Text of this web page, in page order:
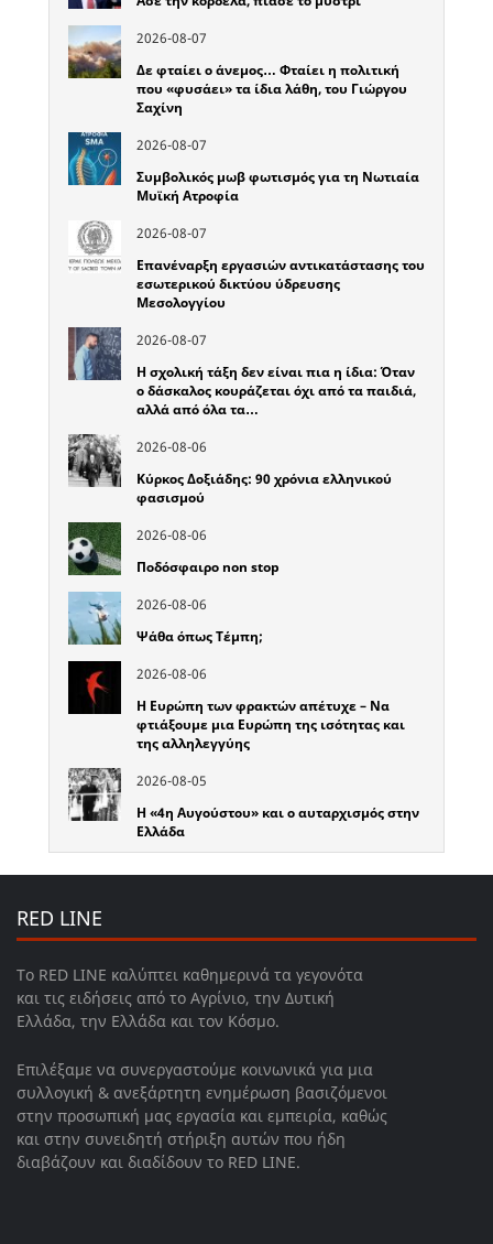
2026-08-07
Δε φταίει ο άνεμος… Φταίει η πολιτική
που «φυσάει» τα ίδια λάθη, του Γιώργου
Σαχίνη
2026-08-07
Συμβολικός μωβ φωτισμός για τη Νωτιαία
Μυϊκή Ατροφία
2026-08-07
Επανέναρξη εργασιών αντικατάστασης του
εσωτερικού δικτύου ύδρευσης
Μεσολογγίου
2026-08-07
Η σχολική τάξη δεν είναι πια η ίδια: Όταν
ο δάσκαλος κουράζεται όχι από τα παιδιά,
αλλά από όλα τα…
2026-08-06
Κύρκος Δοξιάδης: 90 χρόνια ελληνικού
φασισμού
2026-08-06
Ποδόσφαιρο non stop
2026-08-06
Ψάθα όπως Τέμπη;
2026-08-06
Η Ευρώπη των φρακτών απέτυχε – Να
φτιάξουμε μια Ευρώπη της ισότητας και
της αλληλεγγύης
2026-08-05
Η «4η Αυγούστου» και ο αυταρχισμός στην
Ελλάδα
RED LINE
Το RED LINE καλύπτει καθημερινά τα γεγονότα
και τις ειδήσεις από το Αγρίνιο, την Δυτική
Ελλάδα, την Ελλάδα και τον Κόσμο.
Επιλέξαμε να συνεργαστούμε κοινωνικά για μια
συλλογική & ανεξάρτητη ενημέρωση βασιζόμενοι
στην προσωπική μας εργασία και εμπειρία, καθώς
και στην συνειδητή στήριξη αυτών που ήδη
διαβάζουν και διαδίδουν το RED LINE.